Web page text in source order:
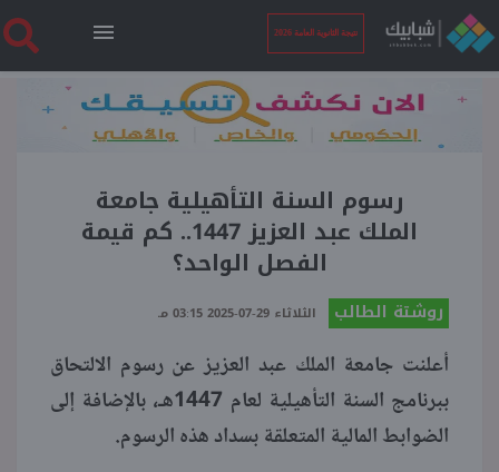
نتيجة الثانوية العامة 2026
الرئيسية
نتيجة الثانوية العامة 2026
أخبار ساخنة
بوابة الطلبة
رسوم السنة التأهيلية جامعة
الملك عبد العزيز 1447.. كم قيمة
الفصل الواحد؟
روشتة الطالب الثلاثاء 29-07-2025 03:15 مـ
أعلنت جامعة الملك عبد العزيز عن رسوم الالتحاق
ببرنامج السنة التأهيلية لعام 1447هـ، بالإضافة إلى
الضوابط المالية المتعلقة بسداد هذه الرسوم.